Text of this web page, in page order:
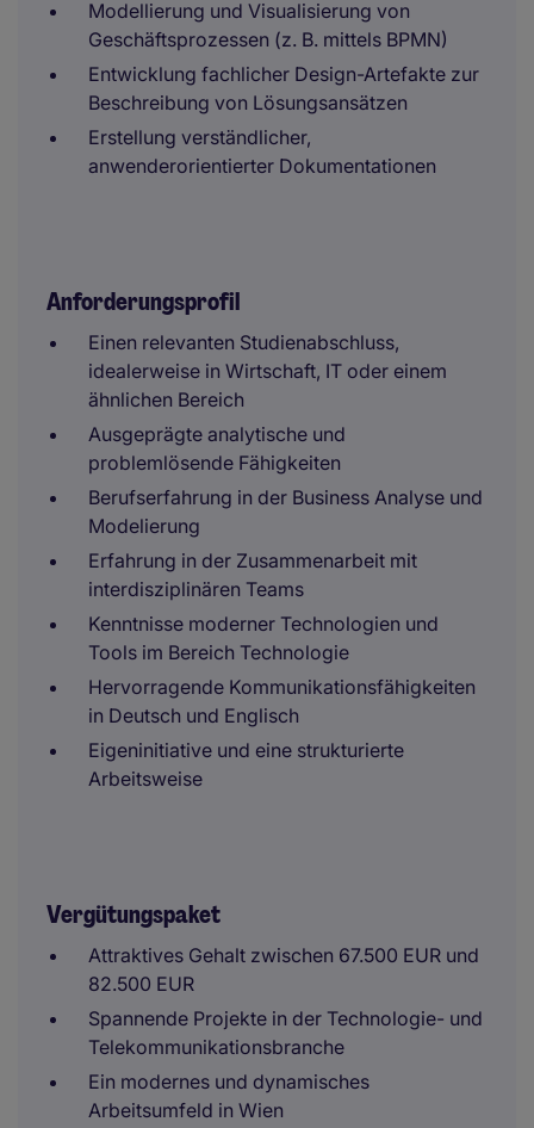
Modellierung und Visualisierung von
Geschäftsprozessen (z. B. mittels BPMN)
Entwicklung fachlicher Design-Artefakte zur
Beschreibung von Lösungsansätzen
Erstellung verständlicher,
anwenderorientierter Dokumentationen
Anforderungsprofil
Einen relevanten Studienabschluss,
idealerweise in Wirtschaft, IT oder einem
ähnlichen Bereich
Ausgeprägte analytische und
problemlösende Fähigkeiten
Berufserfahrung in der Business Analyse und
Modelierung
Erfahrung in der Zusammenarbeit mit
interdisziplinären Teams
Kenntnisse moderner Technologien und
Tools im Bereich Technologie
Hervorragende Kommunikationsfähigkeiten
in Deutsch und Englisch
Eigeninitiative und eine strukturierte
Arbeitsweise
Vergütungspaket
Attraktives Gehalt zwischen 67.500 EUR und
82.500 EUR
Spannende Projekte in der Technologie- und
Telekommunikationsbranche
Ein modernes und dynamisches
Arbeitsumfeld in Wien